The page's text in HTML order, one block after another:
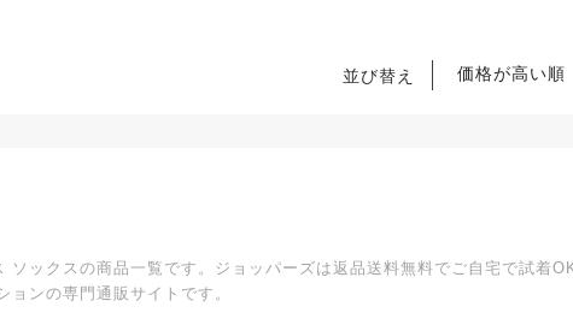
並び替え 価格が高い順
ックスの商品一覧です。ジョッパーズは返品送料無料でご自宅で試着
ンの専門通販サイトです。